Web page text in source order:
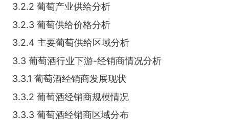
3.2.2 葡萄产业供给分析
3.2.3 葡萄供给价格分析
3.2.4 主要葡萄供给区域分析
3.3 葡萄酒行业下游-经销商情况分析
3.3.1 葡萄酒经销商发展现状
3.3.2 葡萄酒经销商规模情况
3.3.3 葡萄酒经销商区域分布